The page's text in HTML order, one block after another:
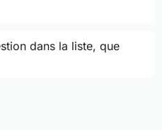
dans la liste, que